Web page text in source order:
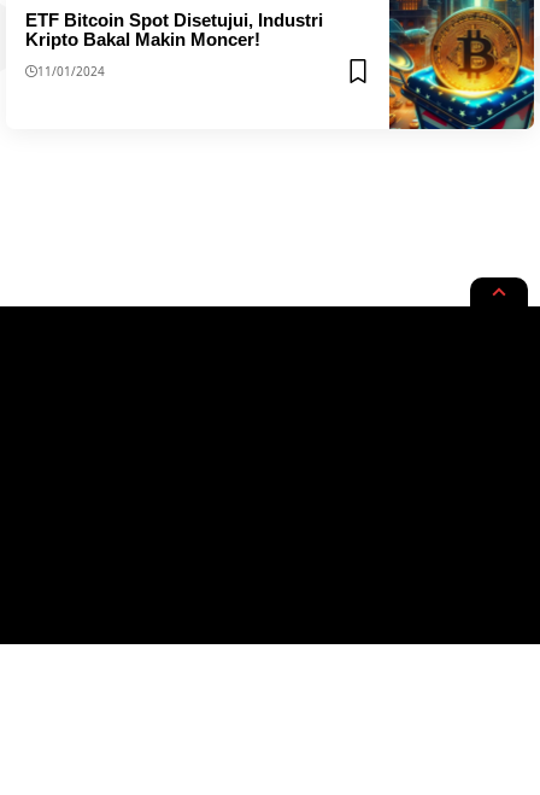
ETF Bitcoin Spot Disetujui, Industri
Kripto Bakal Makin Moncer!
11/01/2024